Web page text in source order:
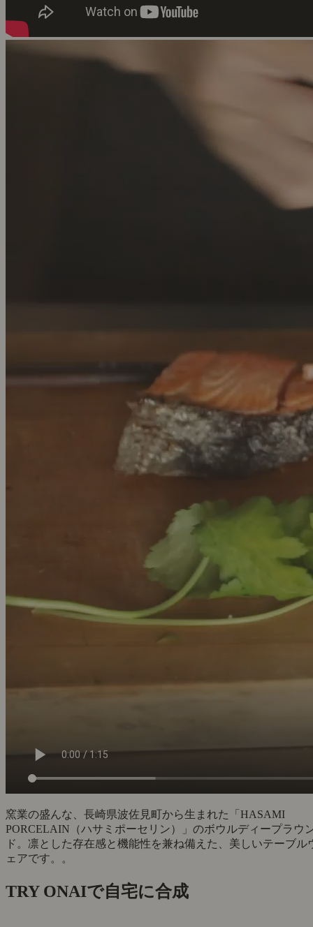
窯業の盛んな、長崎県波佐見町から生まれた「HASAMI
PORCELAIN（ハサミポーセリン）」のボウルディープラウ
ド。凛とした存在感と機能性を兼ね備えた、美しいテーブル
ェアです。。
TRY ONAIで自宅に合成